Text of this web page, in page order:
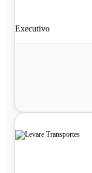
Executivo